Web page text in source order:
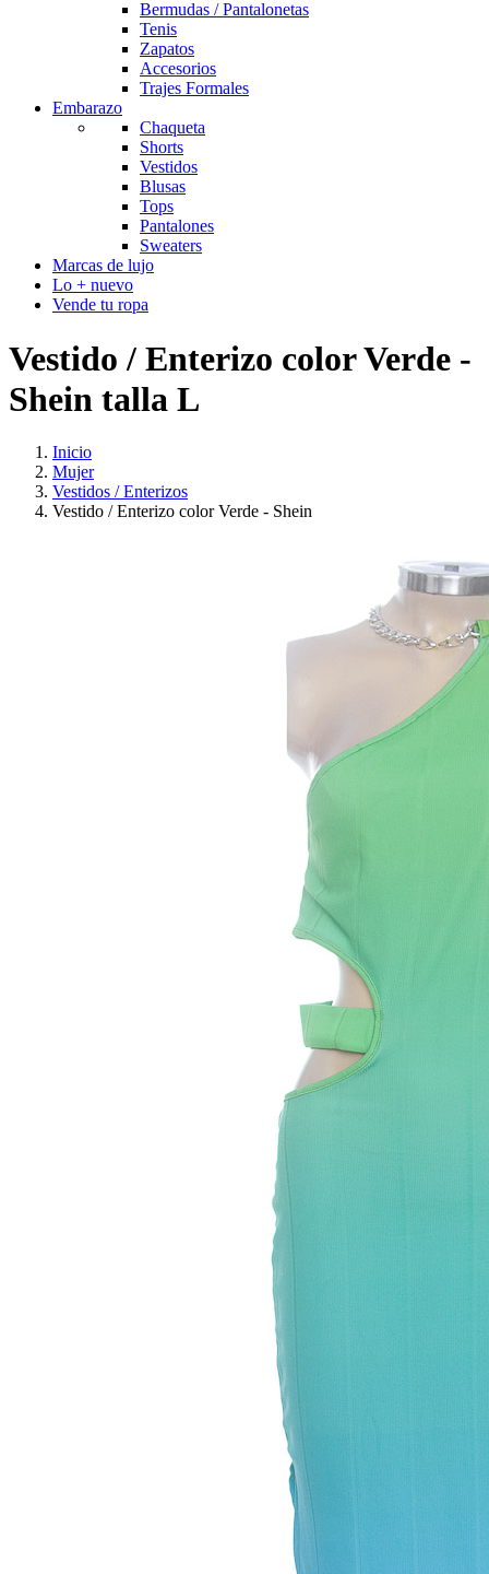
Bermudas / Pantalonetas
Tenis
Zapatos
Accesorios
Trajes Formales
Embarazo
Chaqueta
Shorts
Vestidos
Blusas
Tops
Pantalones
Sweaters
Marcas de lujo
Lo + nuevo
Vende tu ropa
Vestido / Enterizo color Verde -
Shein talla L
Inicio
Mujer
Vestidos / Enterizos
Vestido / Enterizo color Verde - Shein